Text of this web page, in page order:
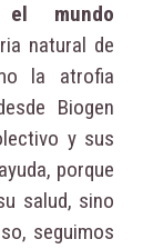
mundo
natural de
la atrofia
Biogen
y sus
porque
salud, sino
seguimos